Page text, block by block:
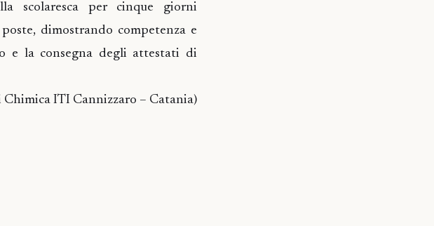
scolaresca per cinque giorni
dimostrando competenza e
e la consegna degli attestati di
Chimica ITI Cannizzaro – Catania)